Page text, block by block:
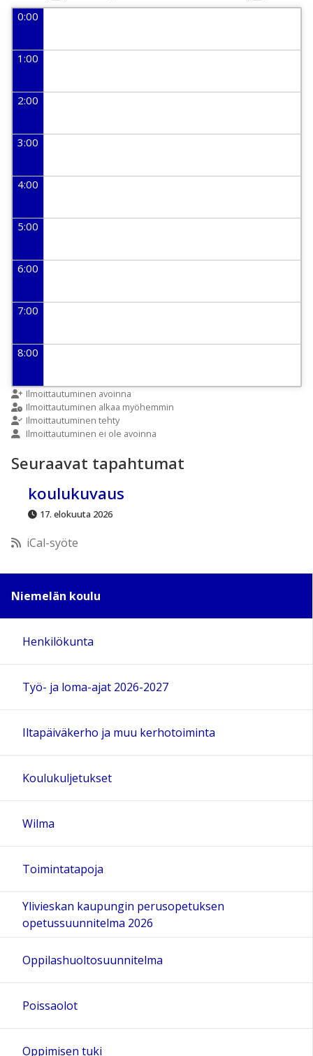
0:00
1:00
2:00
3:00
4:00
5:00
6:00
7:00
8:00
9:00
10:00
12:00
14:00
15:00
16:00
17:00
18:00
21:00
22:00
23:00
Ilmoittautuminen avoinna
Ilmoittautuminen alkaa myöhemmin
Ilmoittautuminen tehty
Ilmoittautuminen ei ole avoinna
Seuraavat tapahtumat
koulukuvaus
17. elokuuta 2026
iCal-syöte
Niemelän koulu
Henkilökunta
Työ- ja loma-ajat 2026-2027
Iltapäiväkerho ja muu kerhotoiminta
Koulukuljetukset
Wilma
Toimintatapoja
Ylivieskan kaupungin perusopetuksen
opetussuunnitelma 2026
Oppilashuoltosuunnitelma
Poissaolot
Oppimisen tuki